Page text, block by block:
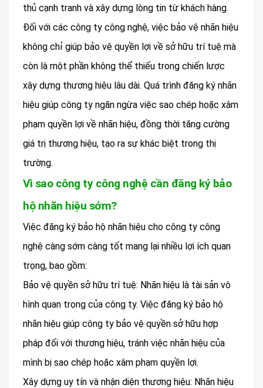
thủ cạnh tranh và xây dựng lòng tin từ khách hàng.
Đối với các công ty công nghệ, việc bảo vệ nhãn hiệu
không chỉ giúp bảo vệ quyền lợi về sở hữu trí tuệ mà
còn là một phần không thể thiếu trong chiến lược
xây dựng thương hiệu lâu dài. Quá trình đăng ký nhãn
hiệu giúp công ty ngăn ngừa việc sao chép hoặc xâm
phạm quyền lợi về nhãn hiệu, đồng thời tăng cường
giá trị thương hiệu, tạo ra sự khác biệt trong thị
trường.
Vì sao công ty công nghệ cần đăng ký bảo
hộ nhãn hiệu sớm?
Việc đăng ký bảo hộ nhãn hiệu cho công ty công
nghệ càng sớm càng tốt mang lại nhiều lợi ích quan
trọng, bao gồm:
Bảo vệ quyền sở hữu trí tuệ: Nhãn hiệu là tài sản vô
hình quan trọng của công ty. Việc đăng ký bảo hộ
nhãn hiệu giúp công ty bảo vệ quyền sở hữu hợp
pháp đối với thương hiệu, tránh việc nhãn hiệu của
mình bị sao chép hoặc xâm phạm quyền lợi.
Xây dựng uy tín và nhận diện thương hiệu: Nhãn hiệu